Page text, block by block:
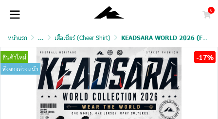
0
หน้าแรก ... เสื้อเชียร์ (Cheer Shirt) KEADSARA WORLD 2026 (FAN VERSION)
สินค้าใหม่
สั่งจองล่วงหน้า
-17%